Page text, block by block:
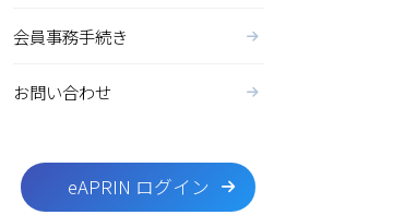
会員事務手続き
お問い合わせ
eAPRIN ログイン